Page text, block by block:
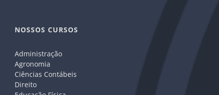
NOSSOS CURSOS
Administração
Agronomia
Ciências Contábeis
Direito